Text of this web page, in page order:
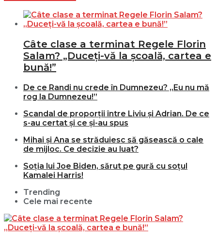
Câte clase a terminat Regele Florin
Salam? „Duceți-vă la școală, cartea e
bună!”
De ce Randi nu crede în Dumnezeu? „Eu nu mă
rog la Dumnezeu!”
Scandal de proporții între Liviu și Adrian. De ce
s-au certat și ce și-au spus
Mihai și Ana se străduiesc să găsească o cale
de mijloc. Ce decizie au luat?
Soția lui Joe Biden, sărut pe gură cu soțul
Kamalei Harris!
Trending
Cele mai recente